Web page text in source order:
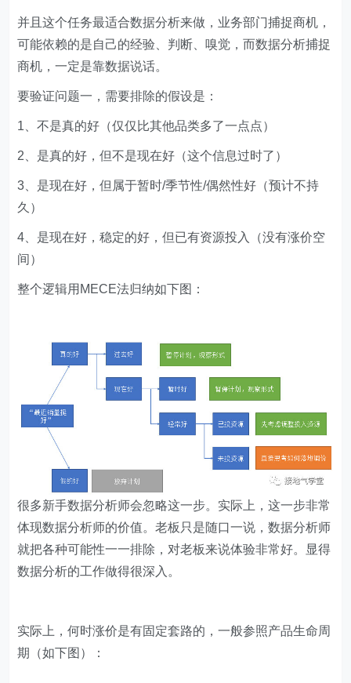
并且这个任务最适合数据分析来做，业务部门捕捉商机，
可能依赖的是自己的经验、判断、嗅觉，而数据分析捕捉
商机，一定是靠数据说话。
要验证问题一，需要排除的假设是：
1、不是真的好（仅仅比其他品类多了一点点）
2、是真的好，但不是现在好（这个信息过时了）
3、是现在好，但属于暂时/季节性/偶然性好（预计不持
久）
4、是现在好，稳定的好，但已有资源投入（没有涨价空
间）
整个逻辑用MECE法归纳如下图：
很多新手数据分析师会忽略这一步。实际上，这一步非常
体现数据分析师的价值。老板只是随口一说，数据分析师
就把各种可能性一一排除，对老板来说体验非常好。显得
数据分析的工作做得很深入。
实际上，何时涨价是有固定套路的，一般参照产品生命周
期（如下图）：